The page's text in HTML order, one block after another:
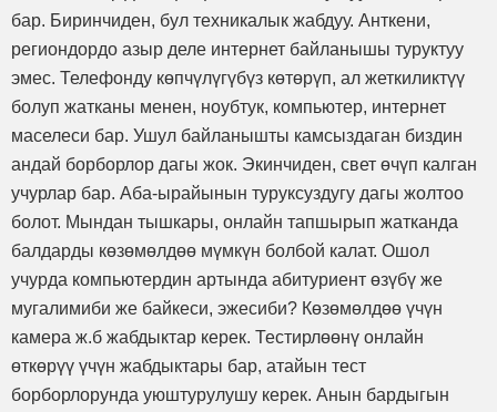
бар. Биринчиден, бул техникалык жабдуу. Анткени,
региондордо азыр деле интернет байланышы туруктуу
эмес. Телефонду көпчүлүгүбүз көтөрүп, ал жеткиликтүү
болуп жатканы менен, ноубтук, компьютер, интернет
маселеси бар. Ушул байланышты камсыздаган биздин
андай борборлор дагы жок. Экинчиден, свет өчүп калган
учурлар бар. Аба-ырайынын туруксуздугу дагы жолтоо
болот. Мындан тышкары, онлайн тапшырып жатканда
балдарды көзөмөлдөө мүмкүн болбой калат. Ошол
учурда компьютердин артында абитуриент өзүбү же
мугалимиби же байкеси, эжесиби? Көзөмөлдөө үчүн
камера ж.б жабдыктар керек. Тестирлөөнү онлайн
өткөрүү үчүн жабдыктары бар, атайын тест
борборлорунда уюштурулушу керек. Анын бардыгын